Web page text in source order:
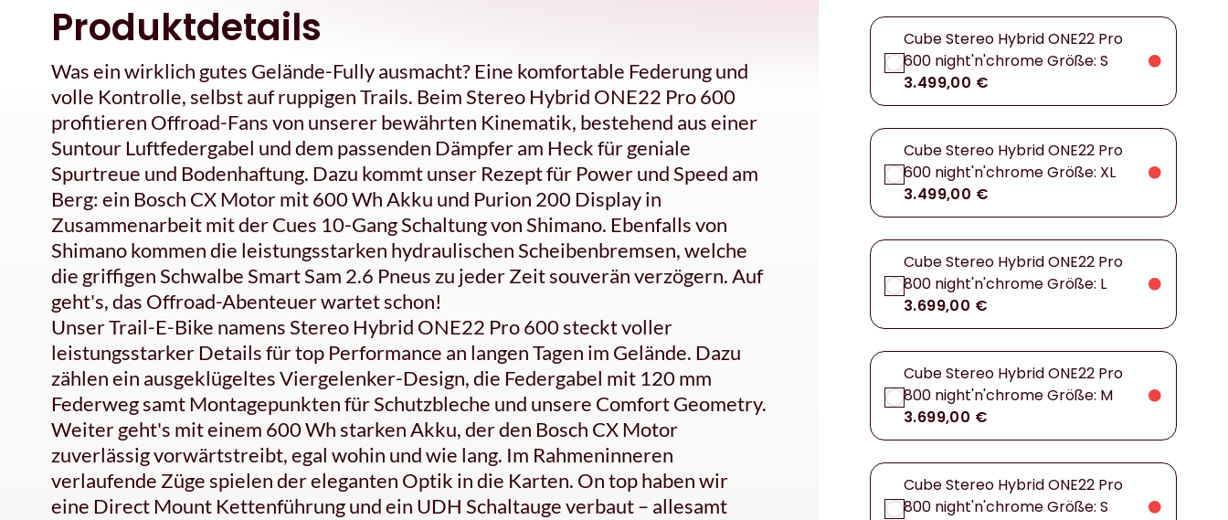
Produktdetails
Was ein wirklich gutes Gelände-Fully ausmacht? Eine komfortable Federung und
volle Kontrolle, selbst auf ruppigen Trails. Beim Stereo Hybrid ONE22 Pro 600
profitieren Offroad-Fans von unserer bewährten Kinematik, bestehend aus einer
Suntour Luftfedergabel und dem passenden Dämpfer am Heck für geniale
Spurtreue und Bodenhaftung. Dazu kommt unser Rezept für Power und Speed am
Berg: ein Bosch CX Motor mit 600 Wh Akku und Purion 200 Display in
Zusammenarbeit mit der Cues 10-Gang Schaltung von Shimano. Ebenfalls von
Shimano kommen die leistungsstarken hydraulischen Scheibenbremsen, welche
die griffigen Schwalbe Smart Sam 2.6 Pneus zu jeder Zeit souverän verzögern. Auf
geht's, das Offroad-Abenteuer wartet schon!
Unser Trail-E-Bike namens Stereo Hybrid ONE22 Pro 600 steckt voller
leistungsstarker Details für top Performance an langen Tagen im Gelände. Dazu
zählen ein ausgeklügeltes Viergelenker-Design, die Federgabel mit 120 mm
Federweg samt Montagepunkten für Schutzbleche und unsere Comfort Geometry.
Weiter geht's mit einem 600 Wh starken Akku, der den Bosch CX Motor
zuverlässig vorwärtstreibt, egal wohin und wie lang. Im Rahmeninneren
verlaufende Züge spielen der eleganten Optik in die Karten. On top haben wir
eine Direct Mount Kettenführung und ein UDH Schaltauge verbaut – allesamt
Cube Stereo Hybrid ONE22 Pro
600 night'n'chrome Größe: S
3.499,00 €
Cube Stereo Hybrid ONE22 Pro
600 night'n'chrome Größe: XL
3.499,00 €
Cube Stereo Hybrid ONE22 Pro
800 night'n'chrome Größe: L
3.699,00 €
Cube Stereo Hybrid ONE22 Pro
800 night'n'chrome Größe: M
3.699,00 €
Cube Stereo Hybrid ONE22 Pro
800 night'n'chrome Größe: S